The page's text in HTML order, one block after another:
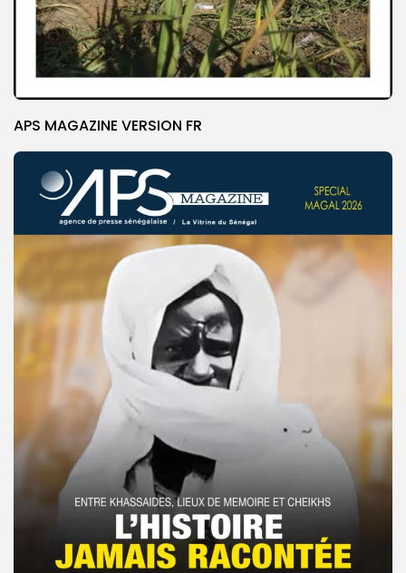
APS MAGAZINE VERSION FR